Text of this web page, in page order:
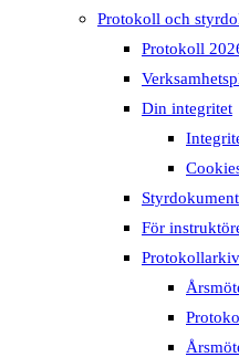
Protokoll och
Protokoll
Din integritet
För
Protokollarkiv